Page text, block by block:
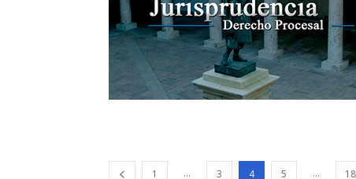
1 ... 3 4 5 ... 18